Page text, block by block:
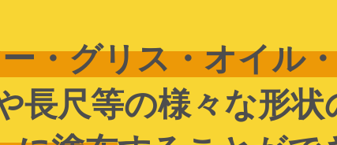
・グリス・オイル
長尺等の様々な形状